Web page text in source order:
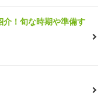
！旬な時期や準備す